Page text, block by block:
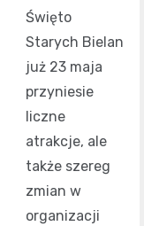
Święto
Starych Bielan
już 23 maja
przyniesie
liczne
atrakcje, ale
także szereg
zmian w
organizacji